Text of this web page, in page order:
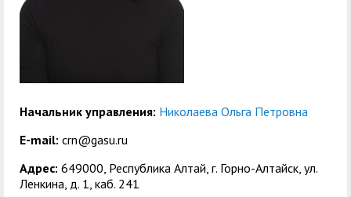
Республиканская
иностранных граждан
по русскому языку
компетенций
государственных и
Центр русского языка
Начальник управления: Николаева Ольга Петровна
E-mail: crn@gasu.ru
Адрес: 649000, Республика Алтай, г. Горно-Алтайск, ул.
Ленкина, д. 1, каб. 241